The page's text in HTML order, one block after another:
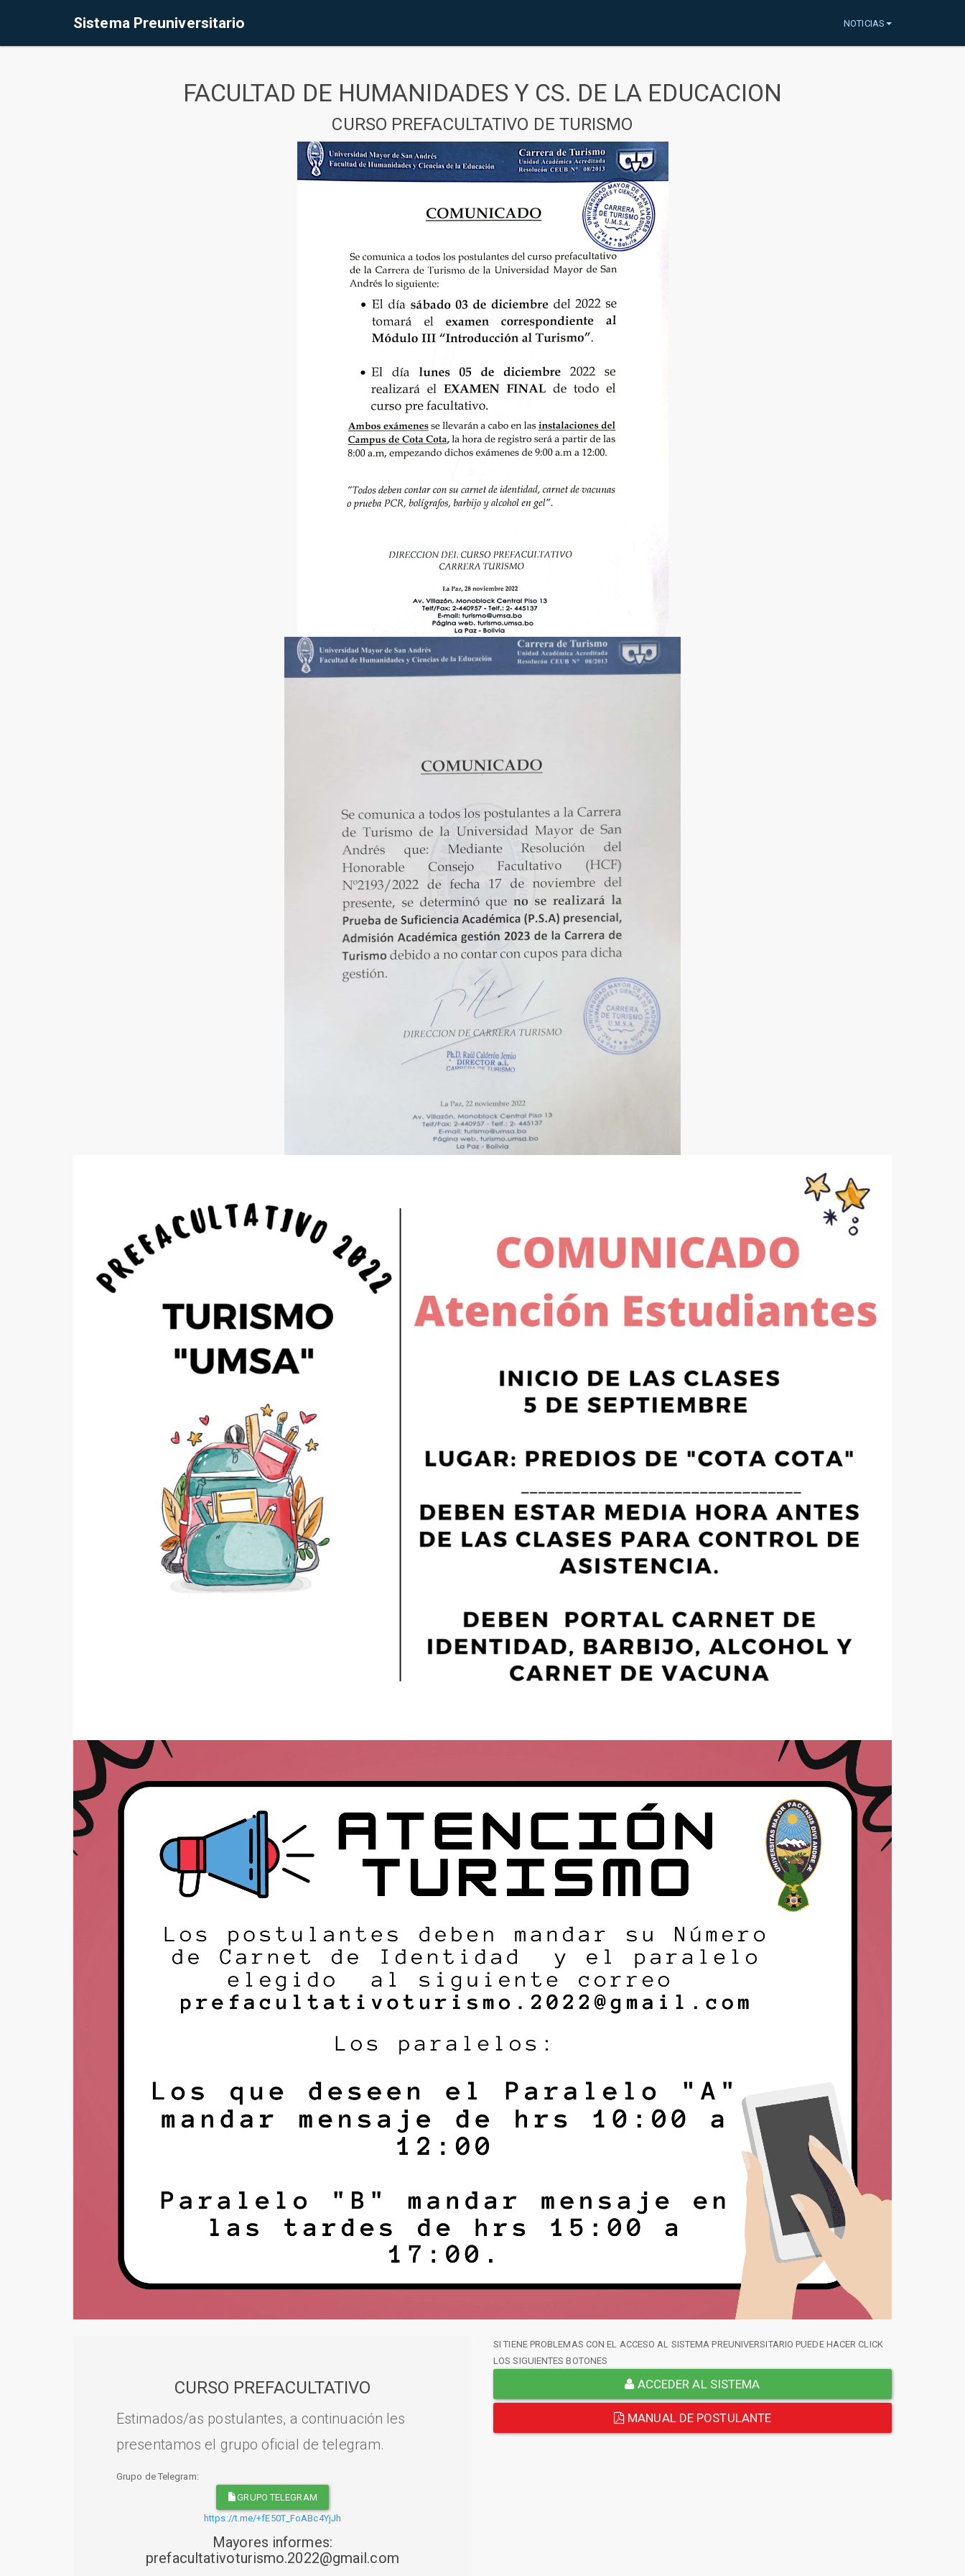
Sistema Preuniversitario NOTICIAS
FACULTAD DE HUMANIDADES Y CS. DE LA EDUCACION
CURSO PREFACULTATIVO DE TURISMO
CURSO PREFACULTATIVO
Estimados/as postulantes, a continuación les
presentamos el grupo oficial de telegram.
Grupo de Telegram:
GRUPO TELEGRAM
https://t.me/+fE50T_FoABc4YjJh
Mayores informes:
prefacultativoturismo.2022@gmail.com
SI TIENE PROBLEMAS CON EL ACCESO AL SISTEMA PREUNIVERSITARIO PUEDE HACER CLICK
LOS SIGUIENTES BOTONES
ACCEDER AL SISTEMA
MANUAL DE POSTULANTE